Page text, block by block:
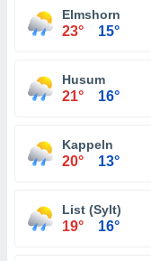
Elmshorn
23° 15°
Husum
21° 16°
Kappeln
20° 13°
List (Sylt)
19° 16°